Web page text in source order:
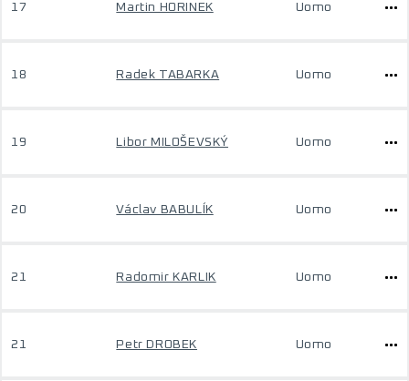
17 Martin HORINEK Uomo
18 Radek TABARKA Uomo
19 Libor MILOŠEVSKÝ Uomo
20 Václav BABULÍK Uomo
21 Radomir KARLIK Uomo
21 Petr DROBEK Uomo